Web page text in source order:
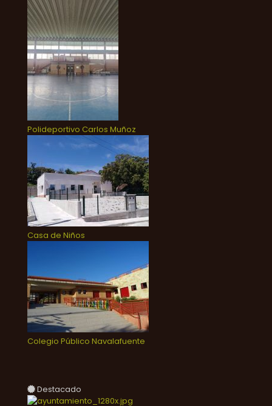
Polideportivo Carlos Muñoz
Casa de Niños
Colegio Público Navalafuente
Destacado